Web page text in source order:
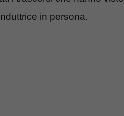
in persona.